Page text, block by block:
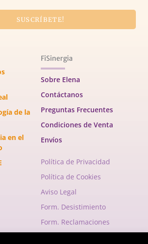
SUSCRÍBETE!
de la
en el
FiSinergia
Sobre Elena
Contáctanos
Preguntas Frecuentes
Condiciones de Venta
Envíos
Política de Privacidad
Política de Cookies
Aviso Legal
Form. Desistimiento
Form. Reclamaciones